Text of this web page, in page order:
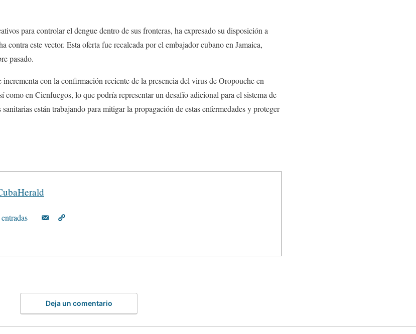
para controlar el dengue dentro de sus fronteras, ha expresado su disposición a
contra este vector. Esta oferta fue recalcada por el embajador cubano en Jamaica,
pasado.
con la confirmación reciente de la presencia del virus de Oropouche en
en Cienfuegos, lo que podría representar un desafío adicional para el sistema de
están trabajando para mitigar la propagación de estas enfermedades y proteger
Deja un comentario